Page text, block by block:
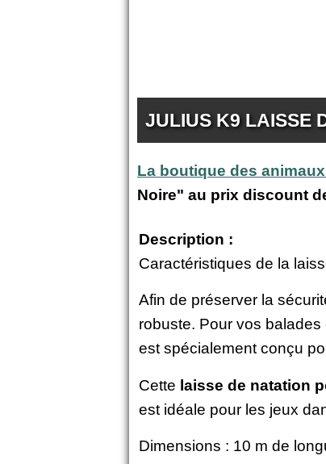
JULIUS K9 LAISSE
La boutique des
Noire" au prix discount
Description :
Caractéristiques de la
Afin de préserver la
robuste. Pour vos balades
est spécialement conçu
Cette laisse de natation
est idéale pour les jeux
Dimensions : 10 m de